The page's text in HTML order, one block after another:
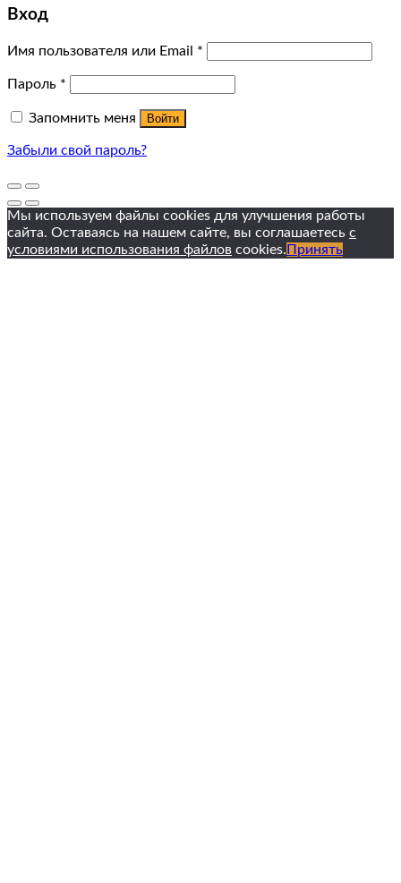
Вход
Имя пользователя или Email *
Пароль *
Запомнить меня Войти
Забыли свой пароль?
Мы используем файлы cookies для улучшения работы
сайта. Оставаясь на нашем сайте, вы соглашаетесь с
условиями использования файлов cookies. Принять